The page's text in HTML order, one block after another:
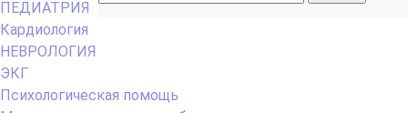
ПЕДИАТРИЯ
Кардиология
НЕВРОЛОГИЯ
ЭКГ
Психологическая помощь